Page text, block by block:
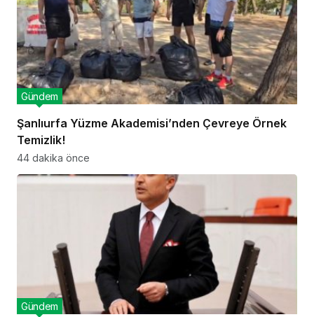
Şanlıurfa Yüzme Akademisi’nden Çevreye Örnek
Temizlik!
Gündem
44 dakika önce
Gündem